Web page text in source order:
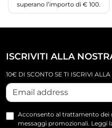
superano l’importo di € 100.
ISCRIVITI ALLA
10€ DI SCONTO SE TI ISCRIVI
Acconsento al trattamento dei
messaggi promozionali. Leggi